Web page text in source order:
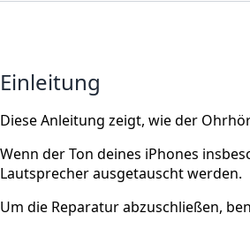
Einleitung
Diese Anleitung zeigt, wie der
Wenn der Ton deines iPhones
Lautsprecher ausgetauscht werden.
Um die Reparatur abzuschließen,